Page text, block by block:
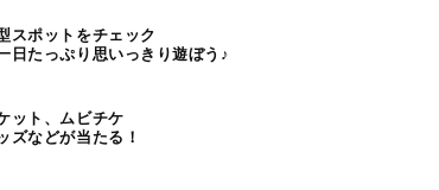
スポットをチェック
日たっぷり思いっきり遊ぼう♪
ット、ムビチケ
ズなどが当たる！